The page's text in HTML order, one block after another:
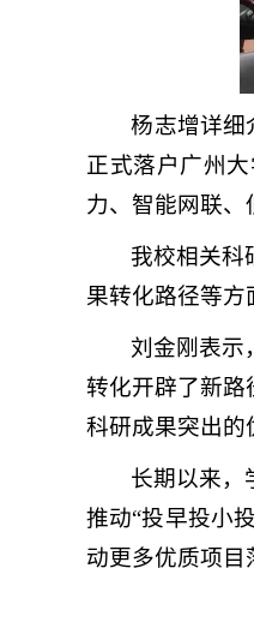
杨志增详细
正式落户广州
力、智能网联、
我校相关科
果转化路径等方
刘金刚表示
转化开辟了新路
科研成果突出的
长期以来，
推动“投早投小
动更多优质项目